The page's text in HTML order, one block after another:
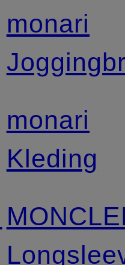
monari
monari
Kleding